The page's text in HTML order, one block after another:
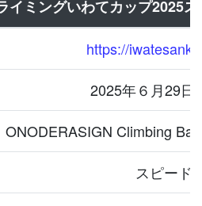
イミングいわてカップ2025
https://
2025年６⽉29⽇
ONODERASIGN Climbing
スピード